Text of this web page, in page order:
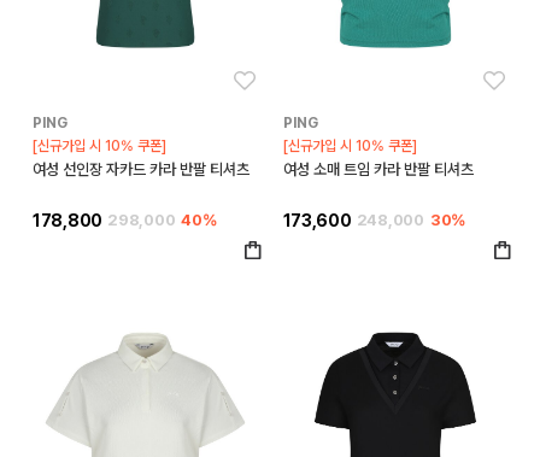
PING
[신규가입 시 10% 쿠폰]
여성 선인장 자카드 카라 반팔 티셔츠
178,800 298,000 40%
PING
[신규가입 시 10% 쿠폰]
여성 소매 트임 카라 반팔 티셔츠
173,600 248,000 30%